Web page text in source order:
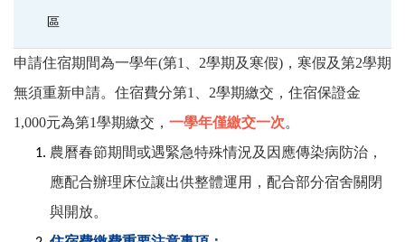
區
申請住宿期間為一學年(第1、2學期及寒假)，寒假及第2學期
無須重新申請。住宿費分第1、2學期繳交，住宿保證金
1,000元為第1學期繳交， 一學年僅繳交一次。
農曆春節期間或遇緊急特殊情況及因應傳染病防治，
應配合辦理床位讓出供整體運用，配合部分宿舍關閉
與開放。